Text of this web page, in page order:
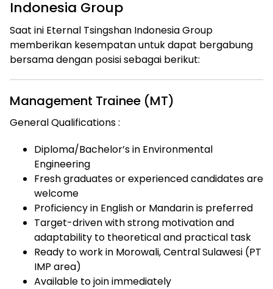
Indonesia Group
Saat ini Eternal Tsingshan Indonesia Group
memberikan kesempatan untuk dapat bergabung
bersama dengan posisi sebagai berikut:
Management Trainee (MT)
General Qualifications :
Diploma/Bachelor’s in Environmental
Engineering
Fresh graduates or experienced candidates are
welcome
Proficiency in English or Mandarin is preferred
Target-driven with strong motivation and
adaptability to theoretical and practical task
Ready to work in Morowali, Central Sulawesi (PT
IMP area)
Available to join immediately